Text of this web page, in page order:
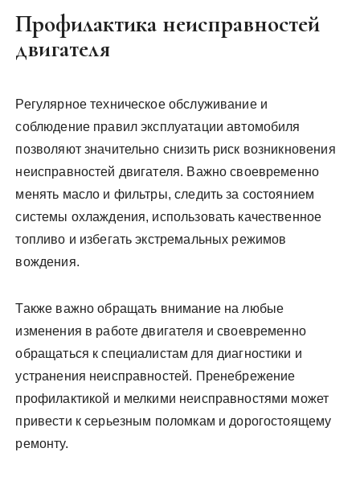
Профилактика неисправностей
двигателя
Регулярное техническое обслуживание и
соблюдение правил эксплуатации автомобиля
позволяют значительно снизить риск возникновения
неисправностей двигателя. Важно своевременно
менять масло и фильтры, следить за состоянием
системы охлаждения, использовать качественное
топливо и избегать экстремальных режимов
вождения.
Также важно обращать внимание на любые
изменения в работе двигателя и своевременно
обращаться к специалистам для диагностики и
устранения неисправностей. Пренебрежение
профилактикой и мелкими неисправностями может
привести к серьезным поломкам и дорогостоящему
ремонту.